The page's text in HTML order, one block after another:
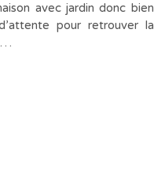
avec jardin donc bien
pour retrouver la